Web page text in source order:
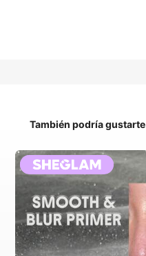
También podría gustarte